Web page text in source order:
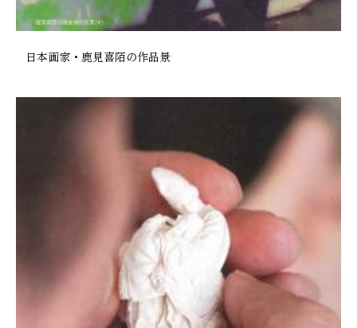
日本画家・鹿見喜陌の作品景